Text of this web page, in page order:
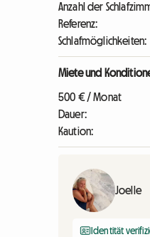
Anzahl der
Referenz:
Schlafmöglichkeiten:
Miete und
500 € / Monat
Dauer:
Kaution:
Joelle
Identität